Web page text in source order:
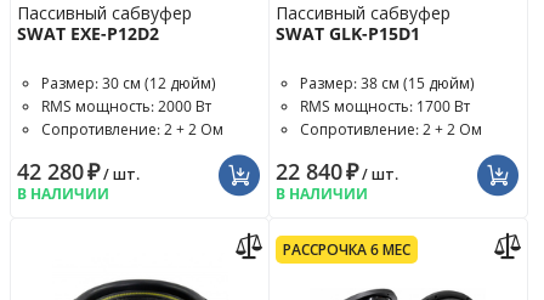
Пассивный сабвуфер
SWAT EXE-P12D2
Размер: 30 см (12 дюйм)
RMS мощность: 2000 Вт
Сопротивление: 2 + 2 Ом
42 280₽/ шт.
В НАЛИЧИИ
Пассивный сабвуфер
SWAT GLK-P15D1
Размер: 38 см (15 дюйм)
RMS мощность: 1700 Вт
Сопротивление: 2 + 2 Ом
22 840₽/ шт.
В НАЛИЧИИ
РАССРОЧКА 6 МЕС